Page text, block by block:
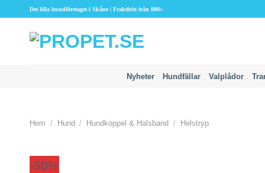
Det lilla hundföretaget i Skåne | Fraktfritt från 800:-
Nyheter Hundfällar Valplådor
Hem / Hund / Hundkoppel & Halsband / Helstryp
-50%